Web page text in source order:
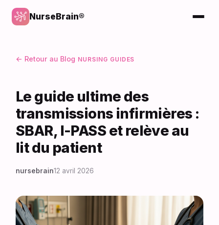
NurseBrain®
← Retour au Blog NURSING GUIDES
Le guide ultime des
transmissions infirmières :
SBAR, I-PASS et relève au
lit du patient
nursebrain12 avril 2026